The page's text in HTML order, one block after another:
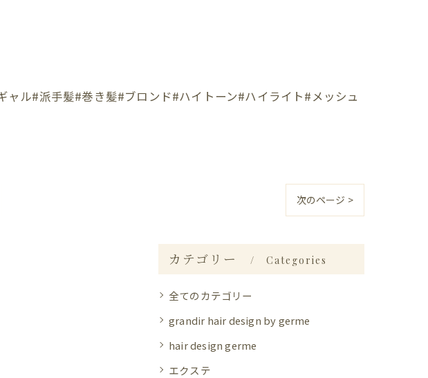
ル#派手髪#巻き髪#ブロンド#ハイトーン#ハイライト#メッシュ
次のページ >
カテゴリー Categories
全てのカテゴリー
grandir hair design by germe
hair design germe
エクステ